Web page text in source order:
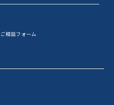
ご相談フォーム